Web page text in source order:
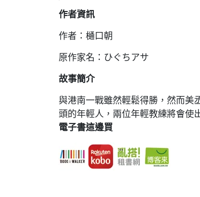
作者資訊
作者：樋口朝
原作家名：ひぐちアサ
故事簡介
與港南一戰雖然輕鬆得勝，然而美
頭的年輕人，兩位年輕教練將會使
電子書這邊買